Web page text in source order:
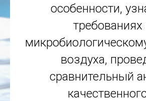
особенности,
требованиях
воздуха,
сравнительный